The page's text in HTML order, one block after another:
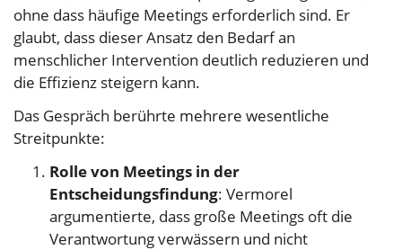
ohne dass häufige Meetings erforderlich sind. Er
glaubt, dass dieser Ansatz den Bedarf an
menschlicher Intervention deutlich reduzieren und
die Effizienz steigern kann.
Das Gespräch berührte mehrere wesentliche
Streitpunkte:
Rolle von Meetings in der
Entscheidungsfindung: Vermorel
argumentierte, dass große Meetings oft die
Verantwortung verwässern und nicht